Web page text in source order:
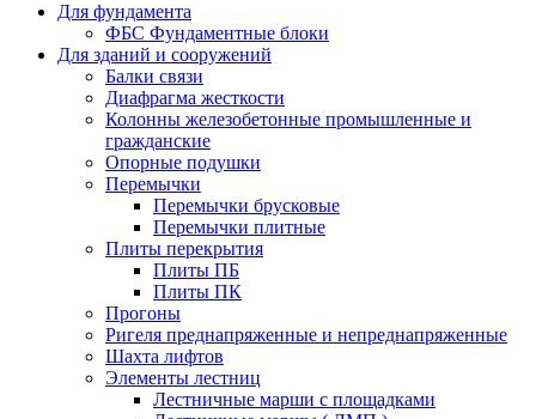
Для фундамента
ФБС Фундаментные блоки
Для зданий и сооружений
Балки связи
Диафрагма жесткости
Колонны железобетонные промышленные и
гражданские
Опорные подушки
Перемычки
Перемычки брусковые
Перемычки плитные
Плиты перекрытия
Плиты ПБ
Плиты ПК
Прогоны
Ригеля преднапряженные и непреднапряженные
Шахта лифтов
Элементы лестниц
Лестничные марши с площадками